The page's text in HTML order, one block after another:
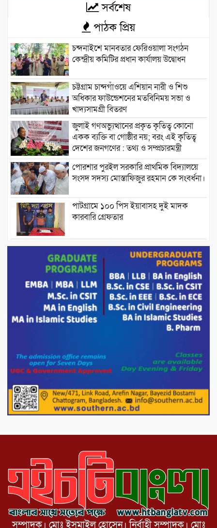
সর্বশেষ
পাঠক প্রিয়
চন্দনাইশে মানবতার ফেরিওয়ালা সংগঠন
কেন্দ্রীয় কমিটির প্রধান কার্যালয় উদ্বোধন
চট্টগ্রাম চান্দগাঁওয়ে এশিয়ান নারী ও শিশু
অধিকার ফাউন্ডেশনের মতবিনিময় সভা ও
খাদ্যসামগ্রী বিতরণ
জুলাই গণঅভ্যুত্থানের প্রকৃত কৃতিত্ব কোনো
একক ব্যক্তি বা গোষ্ঠীর নয়; বরং এই কৃতিত্ব
দেশের জনগণের : তথ্য ও সম্প্রচারমন্ত্রী
পোরশার পুরইল সরকারি প্রাথমিক বিদ্যালয়ে
সংসদ সদস্য মোস্তাফিজুর রহমান কে সংবর্ধনা।
পাটগ্রামে ১০০ পিস ইয়াবাসহ দুই মাদক
কারবারি গ্রেফতার
ড্যাবের ৩৭তম প্রতিষ্ঠাবার্ষিকীতে প্রধানমন্ত্রী
তারেক রহমান।
চন্দনাইশের হাশিমপুর ৪ নং ওয়ার্ডে ৫’শতাধিক
হতদরিদ্র পরিবারের মাঝে খাদ্যসামগ্রী বিতরণ
করেন মনজুর মোরশেদ
পরিবেশ রক্ষায় পাটগ্রামে ইহসান ইয়ুথ
মিরপুর-১১ নম্বরে দুর্বৃত্তদের গুলিতে বিএনপি
নেতা গুরুতর আহত
পাটগ্রামে চিকিৎসা সেবায় বীর মুক্তিযোদ্ধা দবির
উদ্দিন ফাউন্ডেশন
সম্পাদক। মোঃ ইসমাইল হোসেন। নির্বাহী সম্পাদক। মোঃ